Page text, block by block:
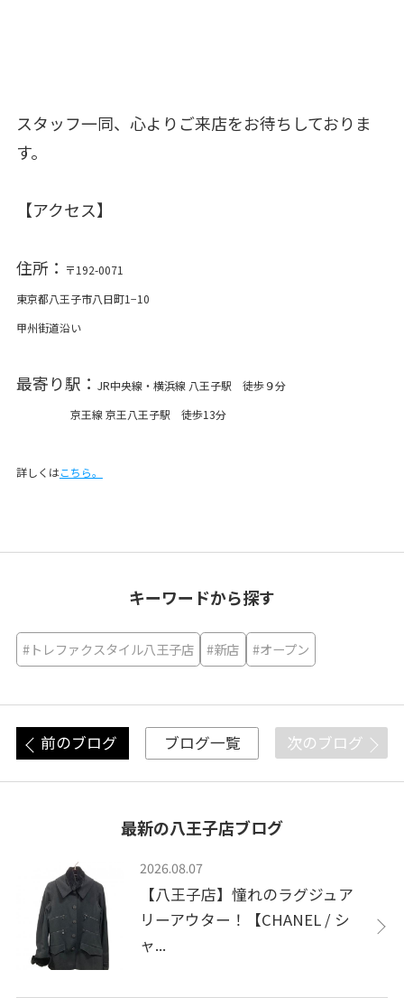
スタッフ一同、心よりご来店をお待ちしておりま
す。
【アクセス】
住所： 〒192-0071
東京都八王子市八日町1−10
甲州街道沿い
最寄り駅： JR中央線・横浜線 八王子駅 徒歩９分
京王線 京王八王子駅 徒歩13分
詳しくはこちら。
キーワードから探す
#トレファクスタイル八王子店 #新店 #オープン
前のブログ ブログ一覧 次のブログ
最新の八王子店ブログ
2026.08.07
【八王子店】憧れのラグジュア
リーアウター！【CHANEL / シ
ャ...